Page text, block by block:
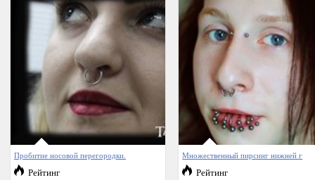
Пробитие носовой перегородки.
Рейтинг
Множественный пирсинг нижней г
Рейтинг